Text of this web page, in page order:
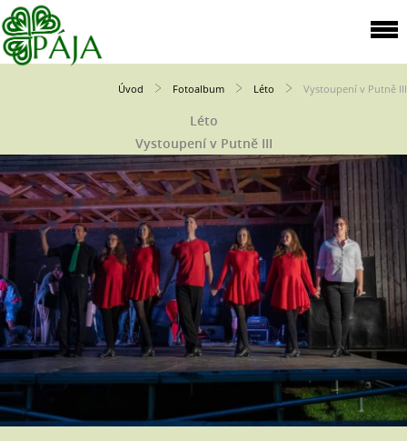
Úvod Fotoalbum Léto Vystoupení v Putně III
Léto
Vystoupení v Putně III